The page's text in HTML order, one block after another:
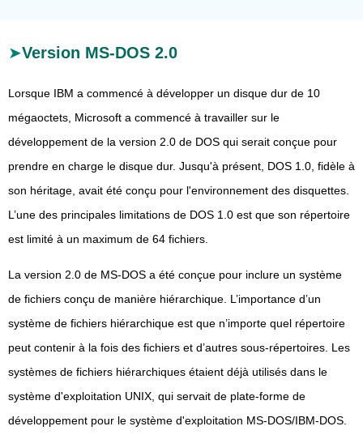
Version MS-DOS 2.0
Lorsque IBM a commencé à développer un disque dur de 10
mégaoctets, Microsoft a commencé à travailler sur le
développement de la version 2.0 de DOS qui serait conçue pour
prendre en charge le disque dur. Jusqu'à présent, DOS 1.0, fidèle à
son héritage, avait été conçu pour l'environnement des disquettes.
L’une des principales limitations de DOS 1.0 est que son répertoire
est limité à un maximum de 64 fichiers.
La version 2.0 de MS-DOS a été conçue pour inclure un système
de fichiers conçu de manière hiérarchique. L’importance d’un
système de fichiers hiérarchique est que n’importe quel répertoire
peut contenir à la fois des fichiers et d’autres sous-répertoires. Les
systèmes de fichiers hiérarchiques étaient déjà utilisés dans le
système d'exploitation UNIX, qui servait de plate-forme de
développement pour le système d'exploitation MS-DOS/IBM-DOS.